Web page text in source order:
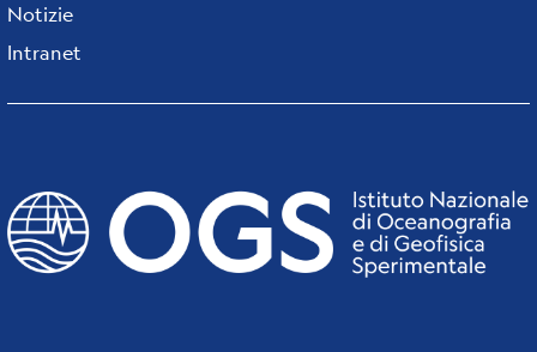
Notizie
Intranet